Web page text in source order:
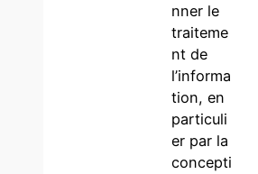
nner le
traiteme
nt de
l’informa
tion, en
particuli
er par la
concepti